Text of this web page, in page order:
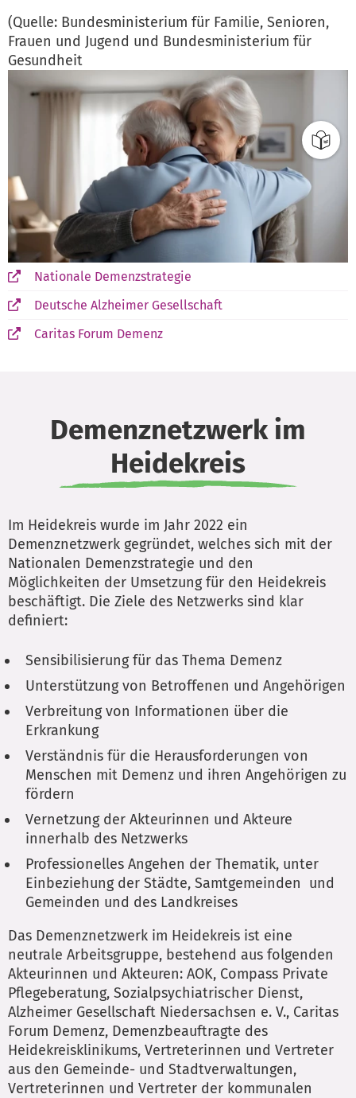
(Quelle: Bundesministerium für Familie, Senioren,
Frauen und Jugend und Bundesministerium für
Gesundheit
Nationale Demenzstrategie
Deutsche Alzheimer Gesellschaft
Caritas Forum Demenz
Demenznetzwerk im
Heidekreis
Im Heidekreis wurde im Jahr 2022 ein
Demenznetzwerk gegründet, welches sich mit der
Nationalen Demenzstrategie und den
Möglichkeiten der Umsetzung für den Heidekreis
beschäftigt. Die Ziele des Netzwerks sind klar
definiert:
Sensibilisierung für das Thema Demenz
Unterstützung von Betroffenen und Angehörigen
Verbreitung von Informationen über die
Erkrankung
Verständnis für die Herausforderungen von
Menschen mit Demenz und ihren Angehörigen zu
fördern
Vernetzung der Akteurinnen und Akteure
innerhalb des Netzwerks
Professionelles Angehen der Thematik, unter
Einbeziehung der Städte, Samtgemeinden und
Gemeinden und des Landkreises
Das Demenznetzwerk im Heidekreis ist eine
neutrale Arbeitsgruppe, bestehend aus folgenden
Akteurinnen und Akteuren: AOK, Compass Private
Pflegeberatung, Sozialpsychiatrischer Dienst,
Alzheimer Gesellschaft Niedersachsen e. V., Caritas
Forum Demenz, Demenzbeauftragte des
Heidekreisklinikums, Vertreterinnen und Vertreter
aus den Gemeinde- und Stadtverwaltungen,
Vertreterinnen und Vertreter der kommunalen